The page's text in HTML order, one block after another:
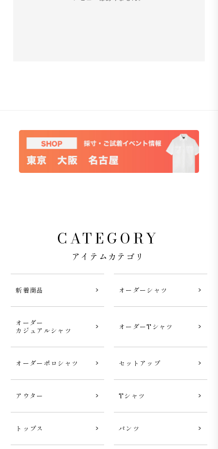
CATEGORY
アイテムカテゴリ
新着商品 オーダーシャツ
オーダー
カジュアルシャツ
オーダーTシャツ
オーダーポロシャツ セットアップ
アウター Tシャツ
トップス パンツ